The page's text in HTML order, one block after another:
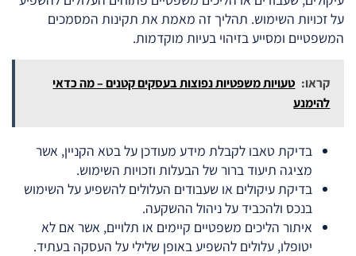
על זכויות השימוש. תהליך זה מאמת את תקינות המסמכים
המשפטיים ומסייע בזיהוי בעיות מוקדמות.
קראו: טעויות משפטיות נפוצות בעסקים קטנים – מה כדאי
להימנע
בדיקת טאבו לקבלת מידע מעודכן על בטא הקניין, אשר
מציגה תיעוד ברור של הבעלות וזכויות השימוש.
בדיקת עיקולים או שעבודים העלולים להשפיע על השימוש
בנכס ולהכביד על ניהול ההשקעה.
איתור הליכים משפטיים קיימים או תלויים, אשר אם לא
יטופלו, עלולים להשפיע באופן שלילי על העסקה בעתיד.